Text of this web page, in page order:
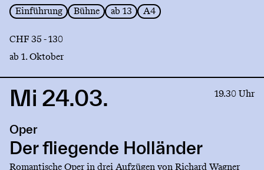
Einführung
Bühne ab 13 A4
CHF 35 - 130
ab 1. Oktober
Link
Der
fliegende
Holländer
Mi 24.03. 19.30 Uhr
Oper
Der fliegende Holländer
Romantische Oper in drei Aufzügen von Richard Wagner